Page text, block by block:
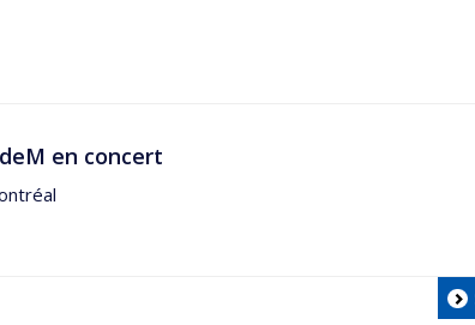
en concert